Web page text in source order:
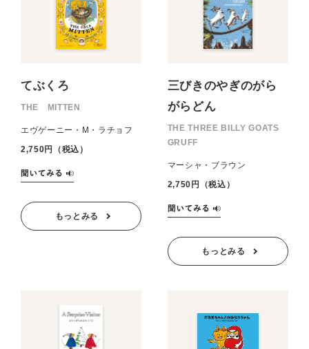
てぶくろ
THE MITTEN
エヴゲーニー・M・ラチョフ
2,750円（税込）
もっとみる
三びきのやぎのがら
がらどん
THE THREE BILLY GOATS
GRUFF
マーシャ・ブラウン
2,750円（税込）
もっとみる